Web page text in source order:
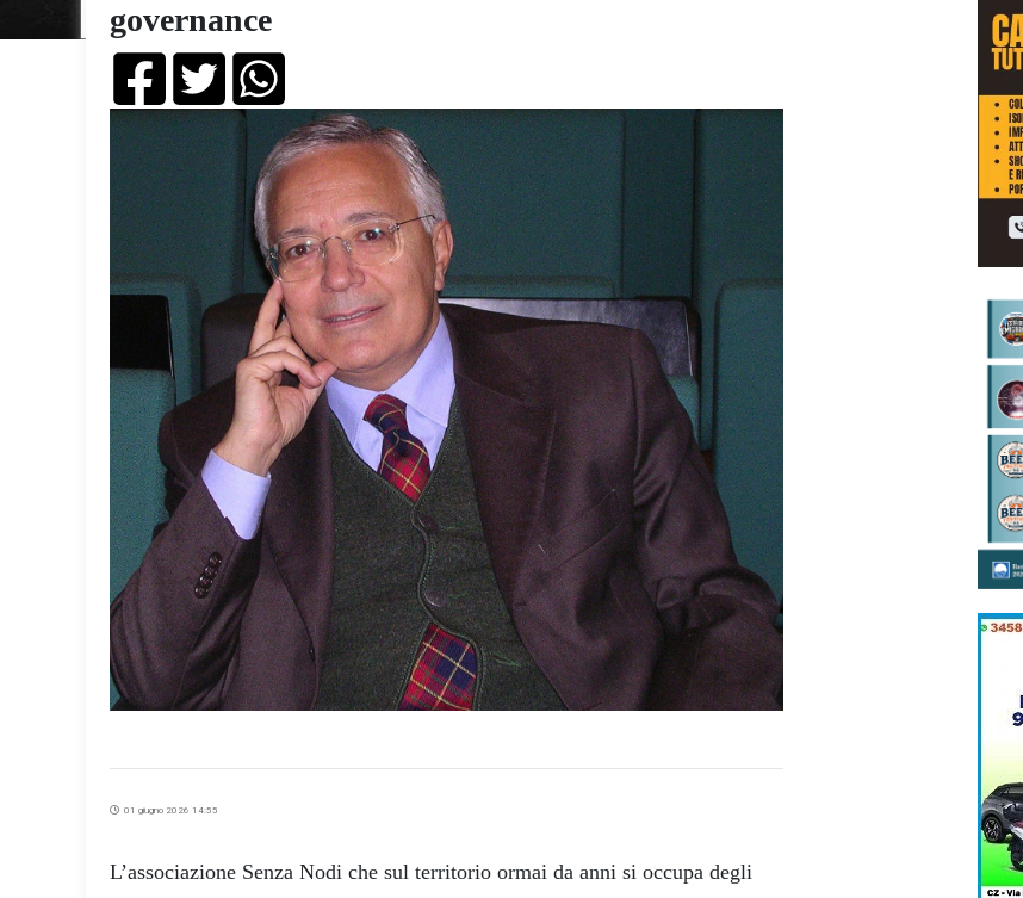
governance
01 giugno 2026 14:55
L’associazione Senza Nodi che sul territorio ormai da anni si occupa degli